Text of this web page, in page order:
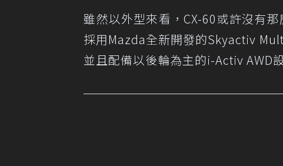
雖然以外型來看，CX-60或許沒有
採用Mazda全新開發的Skyactiv
並且配備以後輪為主的i-Activ AWD